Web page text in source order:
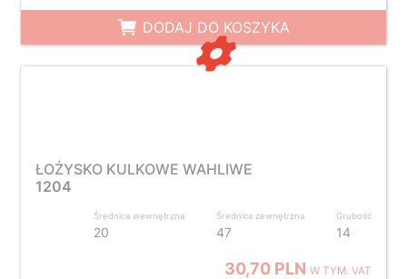
DODAJ DO KOSZYKA
ŁOŻYSKO KULKOWE WAHLIWE
1204
Średnica wewnętrzna
20
Średnica zewnętrzna
47
Grubość
14
30,70 PLNW TYM. VAT